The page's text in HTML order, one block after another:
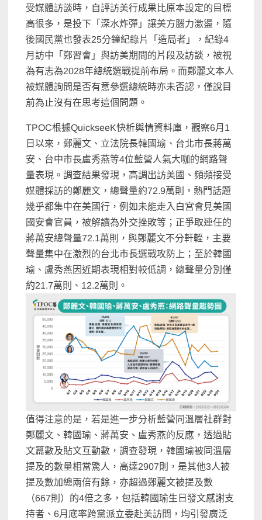
受媒體訪談時，自評訪美行成果比原本設定的目標
高很多，是投下「深水炸彈」讓美方腦力激盪，隨
後國民黨也發表25分鐘紀錄片「造局者」，紀錄4
月訪中「鄭習會」與訪美期間的片段及訪談，被視
為有志為2028年總統選戰提前布局。而鄭麗文本人
被媒體詢問是否有意參選總統時亦未否認，僅說目
前為止沒有在思考這個問題。
TPOC根據QuickseeK快析輿情資料庫，觀察6月1
日以來，鄭麗文、立法院長韓國瑜、台北市長蔣萬
安、台中市長盧秀燕等4位藍營人氣大咖的網路聲
量表現。調查結果發現，高調出訪美國、頻頻接受
媒體採訪的鄭麗文，總聲量約72.9萬則，熱門話題
幾乎都集中在美國行，例如未能走入白宮會見美國
國安會官員，被解讀為外交挫敗等；正爭取連任的
蔣萬安總聲量72.1萬則，與鄭麗文不分軒輊，主要
聲量集中在激烈的台北市長選戰攻防上；至於韓國
瑜、盧秀燕因近期表現相對較低調，總聲量分別僅
約21.7萬則、12.2萬則。
值得注意的是，若是進一步分析藍營同溫層社群對
鄭麗文、韓國瑜、蔣萬安、盧秀燕的反應，透過貼
文篇數及貼文互動數，調查發現，韓國瑜被同溫層
提及的數量相當驚人，高達2907則，是其他3人被
提及數加總兩倍有餘，亦超過鄭麗文被提及數
（667則）的4倍之多，包括韓國瑜生日發文感謝支
持者、6月底率跨黨派立委赴美訪問，均引發廣泛